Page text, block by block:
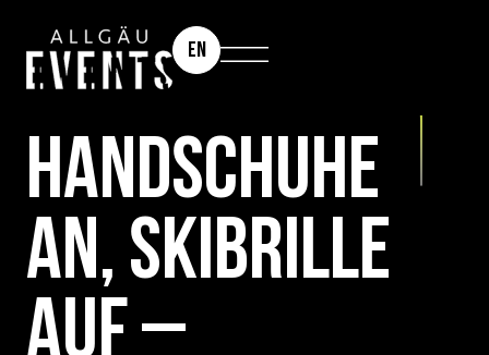
EN
HAND­SCHUHE
AN, SKIBRILLE
AUF –